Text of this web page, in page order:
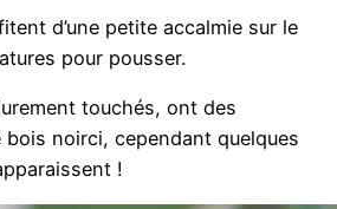
d’une petite accalmie sur le
pour pousser.
touchés, ont des
bois noirci, cependant quelques
!